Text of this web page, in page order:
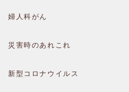
婦人科がん
災害時のあれこれ
新型コロナウイルス